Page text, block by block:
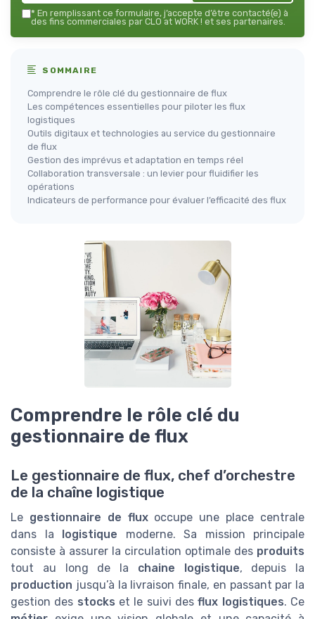
* En remplissant ce formulaire, j’accepte d’être contacté(e) à
des fins commerciales par CLO at WORK ! et ses partenaires.
SOMMAIRE
Comprendre le rôle clé du gestionnaire de flux
Les compétences essentielles pour piloter les flux
logistiques
Outils digitaux et technologies au service du gestionnaire
de flux
Gestion des imprévus et adaptation en temps réel
Collaboration transversale : un levier pour fluidifier les
opérations
Indicateurs de performance pour évaluer l’efficacité des flux
Comprendre le rôle clé du
gestionnaire de flux
Le gestionnaire de flux, chef d’orchestre
de la chaîne logistique
Le gestionnaire de fluxoccupe une place centrale
dans la logistique moderne. Sa mission principale
consiste à assurer la circulation optimale des produits
tout au long de la chaine logistique, depuis la
production jusqu’à la livraison finale, en passant par la
gestion des stocks et le suivi desflux logistiques. Ce